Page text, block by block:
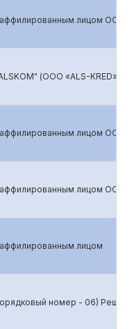
лицом ООО
(ООО «ALS-KRED»)
лицом ООО
лицом ООО
лицом
номер - 06)